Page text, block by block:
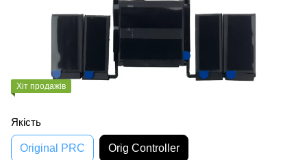
Хіт продажів
Якість
Original PRC Orig Controller